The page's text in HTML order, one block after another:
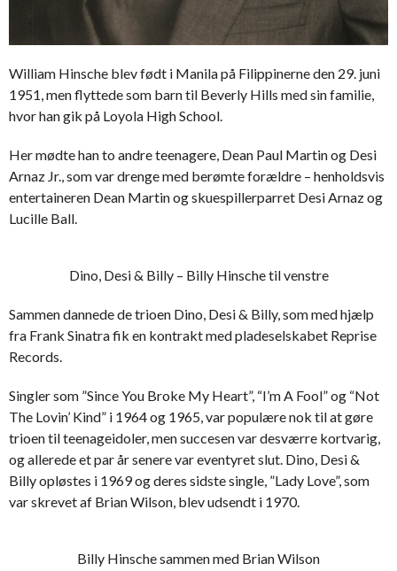
William Hinsche blev født i Manila på Filippinerne den 29. juni
1951, men flyttede som barn til Beverly Hills med sin familie,
hvor han gik på Loyola High School.
Her mødte han to andre teenagere, Dean Paul Martin og Desi
Arnaz Jr., som var drenge med berømte forældre – henholdsvis
entertaineren Dean Martin og skuespillerparret Desi Arnaz og
Lucille Ball.
Dino, Desi & Billy – Billy Hinsche til venstre
Sammen dannede de trioen Dino, Desi & Billy, som med hjælp
fra Frank Sinatra fik en kontrakt med pladeselskabet Reprise
Records.
Singler som ”Since You Broke My Heart”, “I’m A Fool” og “Not
The Lovin’ Kind” i 1964 og 1965, var populære nok til at gøre
trioen til teenageidoler, men succesen var desværre kortvarig,
og allerede et par år senere var eventyret slut. Dino, Desi &
Billy opløstes i 1969 og deres sidste single, ”Lady Love”, som
var skrevet af Brian Wilson, blev udsendt i 1970.
Billy Hinsche sammen med Brian Wilson